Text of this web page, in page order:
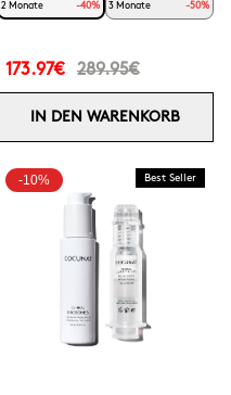
2 Monate -40% 3 Monate -50%
173.97€ 289.95€
IN DEN WARENKORB
-10% Best Seller